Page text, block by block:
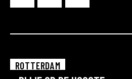
ROTTERDAM